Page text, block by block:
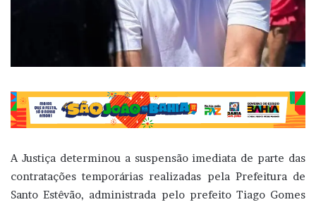
A Justiça determinou a suspensão imediata de parte das
contratações temporárias realizadas pela Prefeitura de
Santo Estêvão, administrada pelo prefeito Tiago Gomes